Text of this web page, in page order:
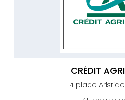
CRÉDIT
4 place